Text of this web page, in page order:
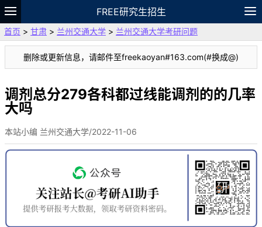
FREE研究生招生
题库
故事 专题 APP 笔记
论坛
VIP
资料
首页 > 甘肃 > 兰州交通大学 > 兰州交通大学考研问题
删除或更新信息，请邮件至freekaoyan#163.com(#换成@)
调剂总分279各科都过线能调剂的的几率
大吗
本站小编 兰州交通大学/2022-11-06